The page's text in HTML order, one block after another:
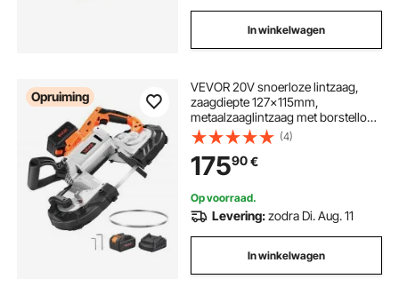
In winkelwagen
Opruiming
VEVOR 20V snoerloze lintzaag,
zaagdiepte 127x115mm,
metaalzaaglintzaag met borstelloze
motor, 4000mAh accu en oplader,
variabele snelheid 0-120 m/min,
voor het zagen van metaal en hout
(4)
17590€
Op voorraad.
Levering:zodra Di. Aug. 11
In winkelwagen